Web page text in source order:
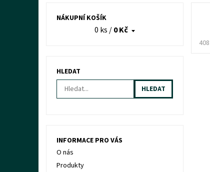
408
NÁKUPNÍ KOŠÍK
0 ks /0 Kč
HLEDAT
INFORMACE PRO VÁS
O nás
Produkty